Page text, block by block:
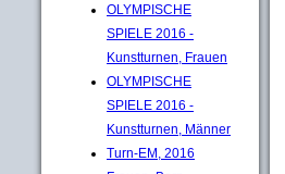
OLYMPISCHE
SPIELE 2016 -
Kunstturnen, Frauen
OLYMPISCHE
SPIELE 2016 -
Kunstturnen, Männer
Turn-EM, 2016